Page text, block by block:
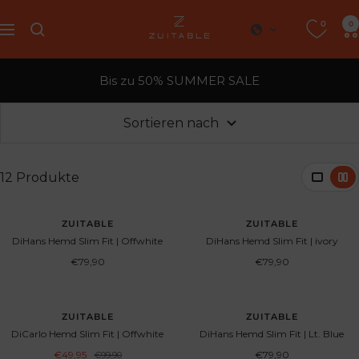
zum
Navigation
Zuitable 0 0
Bis zu 50% SUMMER SALE
Sortieren nach
12 Produkte
ZUITABLE
DiHans Hemd Slim Fit | Offwhite
Angebotspreis
€79,90
AUSVERKAUFTZUITABLE
DiHans Hemd Slim Fit | ivory
Angebotspreis
€79,90
ZUITABLE
DiCarlo Hemd Slim Fit | Offwhite
Angebotspreis
€49,95
Regulärer
€99,90
ZUITABLE
DiHans Hemd Slim Fit | Lt. Blue
Angebotspreis
€79,90